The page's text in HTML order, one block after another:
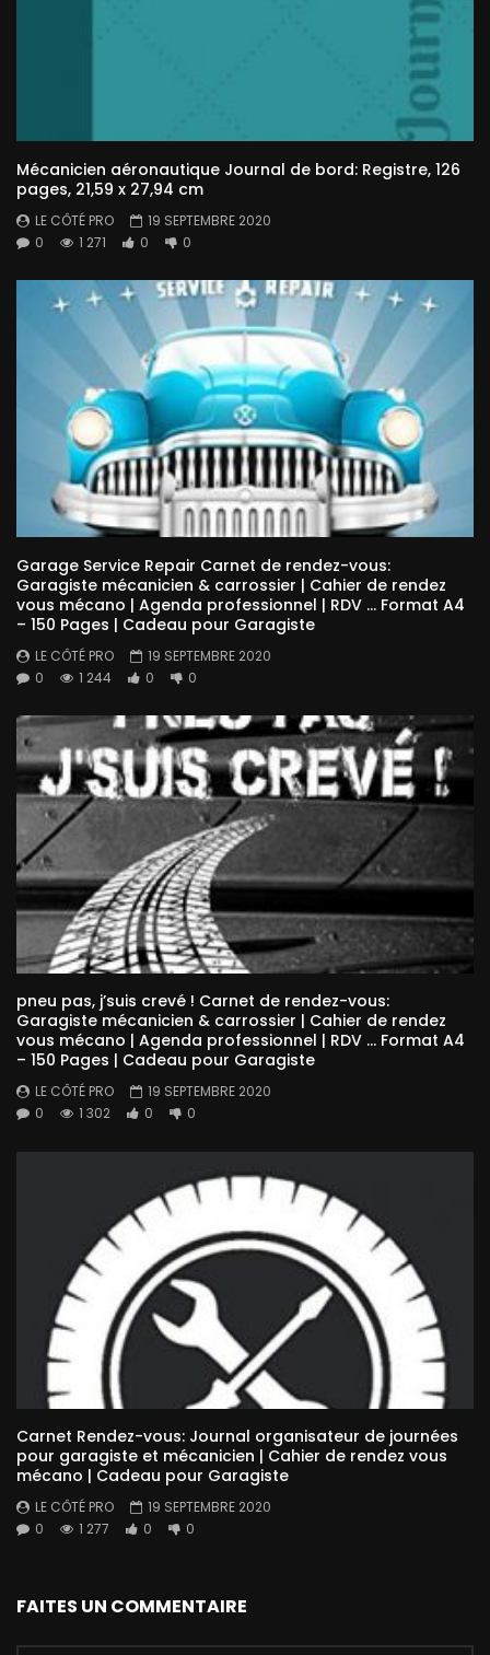
Mécanicien aéronautique Journal de bord: Registre, 126
pages, 21,59 x 27,94 cm
LE CÔTÉ PRO
19 SEPTEMBRE 2020
0
1 271 0 0
Garage Service Repair Carnet de rendez-vous:
Garagiste mécanicien & carrossier | Cahier de rendez
vous mécano | Agenda professionnel | RDV … Format A4
– 150 Pages | Cadeau pour Garagiste
LE CÔTÉ PRO
19 SEPTEMBRE 2020
0
1 244 0 0
pneu pas, j’suis crevé ! Carnet de rendez-vous:
Garagiste mécanicien & carrossier | Cahier de rendez
vous mécano | Agenda professionnel | RDV … Format A4
– 150 Pages | Cadeau pour Garagiste
LE CÔTÉ PRO
19 SEPTEMBRE 2020
0
1 302 0 0
Carnet Rendez-vous: Journal organisateur de journées
pour garagiste et mécanicien | Cahier de rendez vous
mécano | Cadeau pour Garagiste
LE CÔTÉ PRO
19 SEPTEMBRE 2020
0
1 277 0 0
FAITES UN COMMENTAIRE